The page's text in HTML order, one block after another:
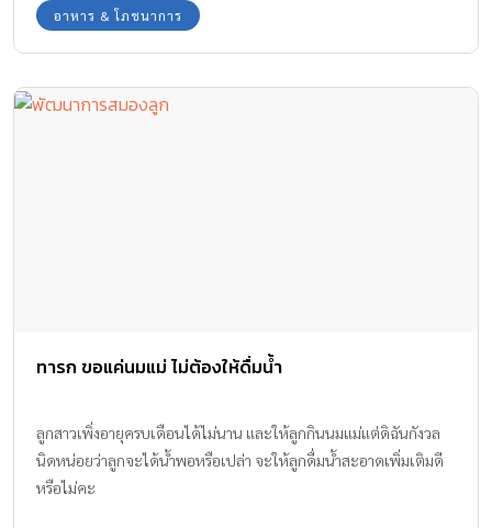
อาหาร & โภชนาการ
ทารก ขอแค่นมแม่ ไม่ต้องให้ดื่มน้ำ
ลูกสาวเพิ่งอายุครบเดือนได้ไม่นาน และให้ลูกกินนมแม่แต่ดิฉันกังวล
นิดหน่อยว่าลูกจะได้น้ำพอหรือเปล่า จะให้ลูกดื่มน้ำสะอาดเพิ่มเติมดี
หรือไม่คะ